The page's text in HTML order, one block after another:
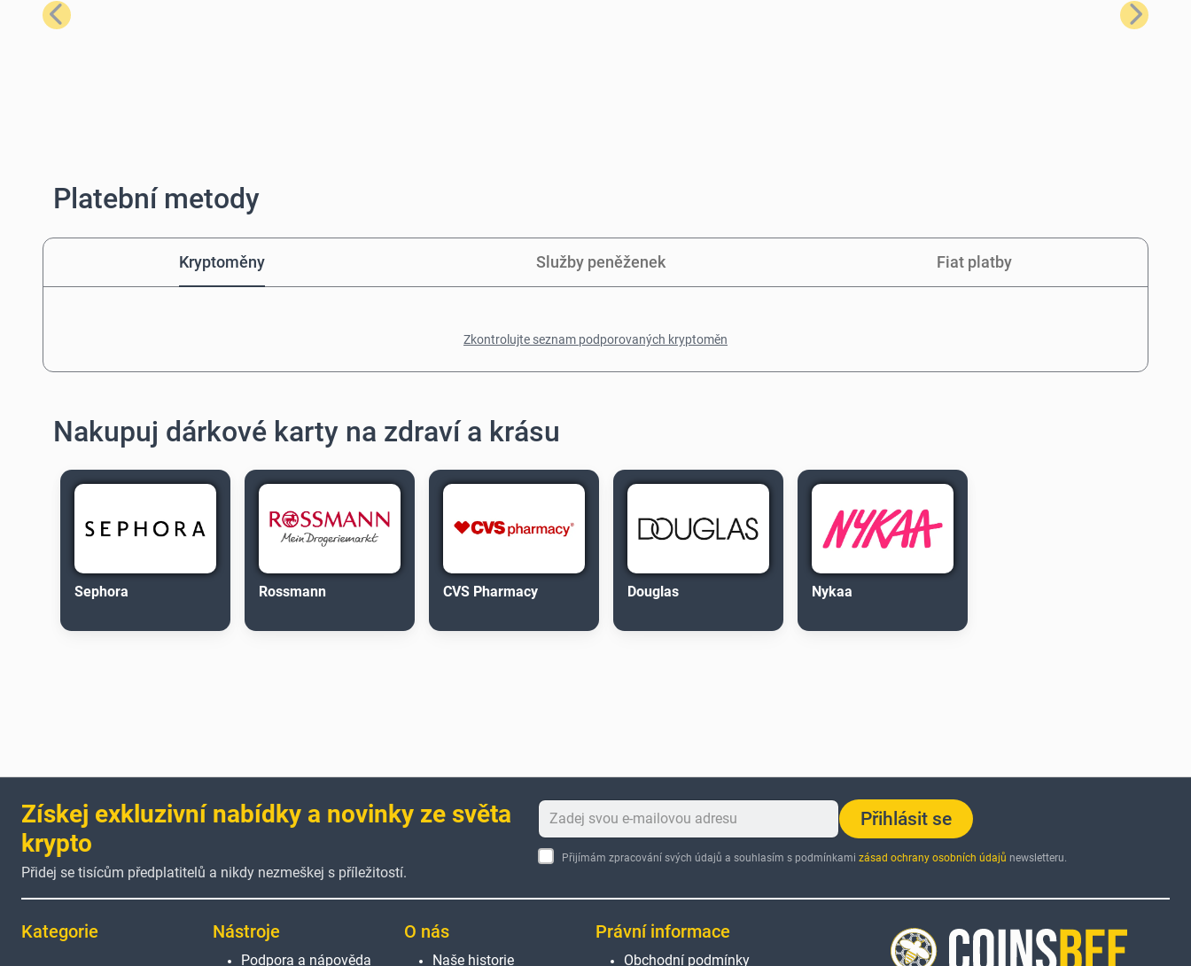
Předchozí Další
Platební metody
Kryptoměny Služby peněženek Fiat platby
Zkontrolujte seznam podporovaných kryptoměn
Nakupuj dárkové karty na zdraví a krásu
Sephora Rossmann CVS Pharmacy Douglas Nykaa
Získej exkluzivní nabídky a novinky ze světa
krypto
Přidej se tisícům předplatitelů a nikdy nezmeškej s příležitostí.
Přihlásit se
Přijímám zpracování svých údajů a souhlasím s podmínkami zásad ochrany osobních údajů newsletteru.
Kategorie Nástroje
Podpora a nápověda
O nás
Naše historie
Právní informace
Obchodní podmínky